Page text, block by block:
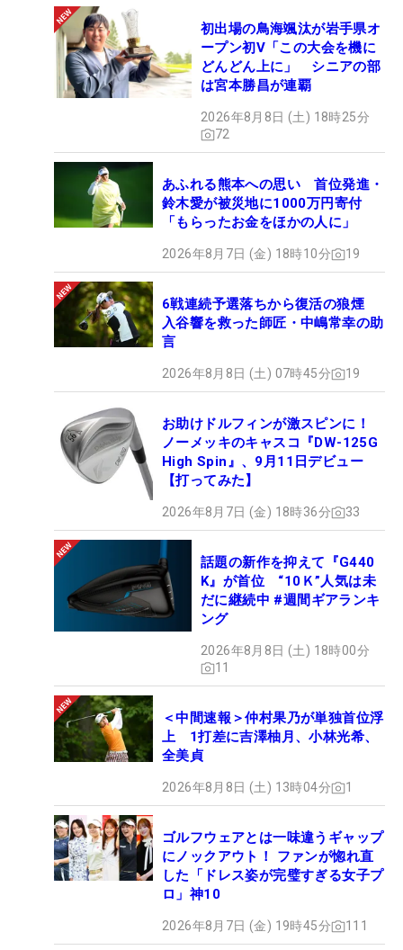
初出場の鳥海颯汰が岩手県オ
ープン初V「この大会を機に
どんどん上に」 シニアの部
は宮本勝昌が連覇
2026年8月8日 (土) 18時25分
72
あふれる熊本への思い 首位発進・
鈴木愛が被災地に1000万円寄付
「もらったお金をほかの人に」
2026年8月7日 (金) 18時10分 19
6戦連続予選落ちから復活の狼煙
入谷響を救った師匠・中嶋常幸の助
言
2026年8月8日 (土) 07時45分 19
お助けドルフィンが激スピンに！
ノーメッキのキャスコ『DW-125G
High Spin』、9月11日デビュー
【打ってみた】
2026年8月7日 (金) 18時36分 33
話題の新作を抑えて『G440
K』が首位 “10Ｋ”人気は未
だに継続中 #週間ギアランキ
ング
2026年8月8日 (土) 18時00分
11
＜中間速報＞仲村果乃が単独首位浮
上 1打差に吉澤柚月、小林光希、
全美貞
2026年8月8日 (土) 13時04分 1
ゴルフウェアとは一味違うギャップ
にノックアウト！ ファンが惚れ直
した「ドレス姿が完璧すぎる女子プ
ロ」神10
2026年8月7日 (金) 19時45分 111